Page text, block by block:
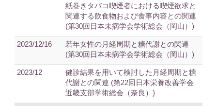
紙巻きタバコ喫煙者における喫煙欲求と
関連する飲食物および食事内容との関連
(第30回日本未病学会学術総会（岡山）)
2023/12/16
若年女性の月経周期と糖代謝との関連
(第30回日本未病学会学術総会（岡山）)
2023/12
健診結果を用いて検討した月経周期と糖
代謝との関連 (第22回日本栄養改善学会
近畿支部学術総会（奈良）)